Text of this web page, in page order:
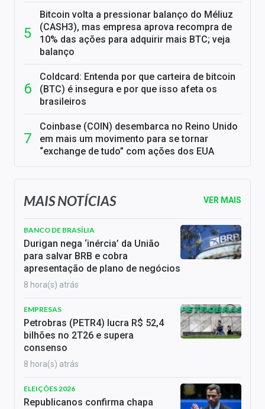
Bitcoin volta a pressionar balanço do Méliuz
(CASH3), mas empresa aprova recompra de
10% das ações para adquirir mais BTC; veja
balanço
Coldcard: Entenda por que carteira de bitcoin
(BTC) é insegura e por que isso afeta os
brasileiros
Coinbase (COIN) desembarca no Reino Unido
em mais um movimento para se tornar
“exchange de tudo” com ações dos EUA
MAIS NOTÍCIAS VER MAIS
BANCO DE BRASÍLIA
Durigan nega ‘inércia’ da União
para salvar BRB e cobra
apresentação de plano de negócios
8 hora(s) atrás
EMPRESAS
Petrobras (PETR4) lucra R$ 52,4
bilhões no 2T26 e supera
consenso
8 hora(s) atrás
ELEIÇÕES 2026
Republicanos confirma chapa